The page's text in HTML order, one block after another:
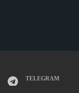
TELEGRAM